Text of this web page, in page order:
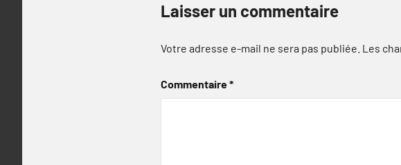
Laisser un commentaire
Votre adresse e-mail ne sera pas publiée. Les
Commentaire*